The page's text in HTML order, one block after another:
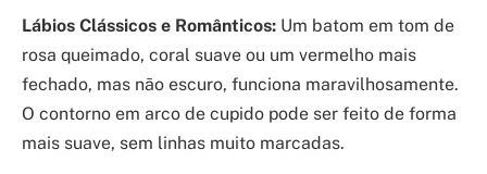
Lábios Clássicos e Românticos: Um batom em tom de
rosa queimado, coral suave ou um vermelho mais
fechado, mas não escuro, funciona maravilhosamente.
O contorno em arco de cupido pode ser feito de forma
mais suave, sem linhas muito marcadas.